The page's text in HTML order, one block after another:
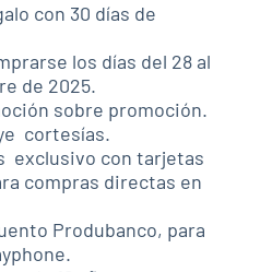
con 30 días de
los días del 28 al
de 2025.
sobre promoción.
cortesías.
exclusivo con tarjetas
compras directas en
Produbanco, para